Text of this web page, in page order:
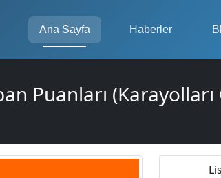
Ana Sayfa Haberler
Puanları